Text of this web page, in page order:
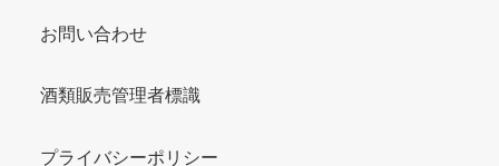
お問い合わせ
酒類販売管理者標識
プライバシーポリシー